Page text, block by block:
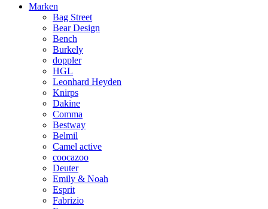
Marken
Bag Street
Bear Design
Bench
Burkely
doppler
HGL
Leonhard Heyden
Knirps
Dakine
Comma
Bestway
Belmil
Camel active
coocazoo
Deuter
Emily & Noah
Esprit
Fabrizio